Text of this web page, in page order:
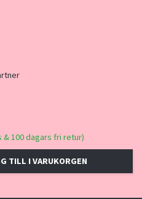
& 100 dagars fri retur)
TILL I VARUKORGEN